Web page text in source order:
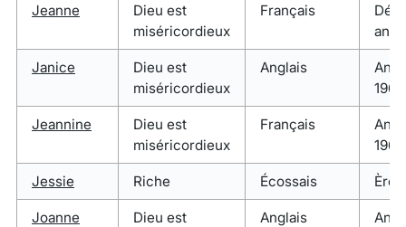
Jeanne
Dieu est
miséricordieux
Français
Janice
Dieu est
miséricordieux
Anglais
1960
Jeannine
Dieu est
miséricordieux
Français
1960
Jessie Riche Écossais Ère
Joanne
Dieu est
Anglais